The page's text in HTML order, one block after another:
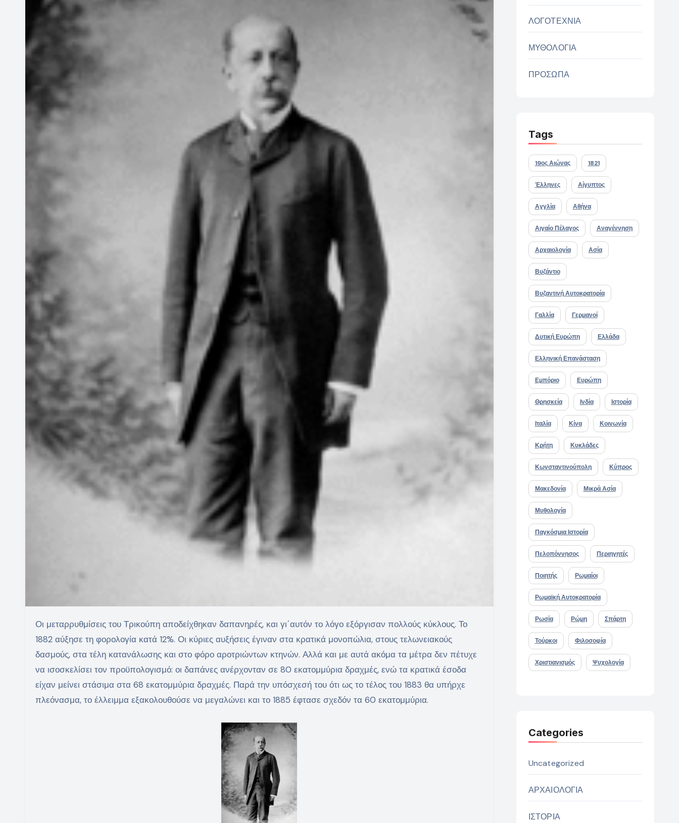
Οι μεταρρυθμίσεις του Τρικούπη αποδείχθηκαν δαπανηρές, και γι΄αυτόν το λόγο εξόργισαν πολλούς κύκλους. Το
1882 αύξησε τη φορολογία κατά 12%. Οι κύριες αυξήσεις έγιναν στα κρατικά μονοπώλια, στους τελωνειακούς
δασμούς, στα τέλη κατανάλωσης και στο φόρο αροτριώντων κτηνών. Αλλά και με αυτά ακόμα τα μέτρα δεν πέτυχε
να ισοσκελίσει τον προϋπολογισμό: οι δαπάνες ανέρχονταν σε 80 εκατομμύρια δραχμές, ενώ τα κρατικά έσοδα
είχαν μείνει στάσιμα στα 68 εκατομμύρια δραχμές. Παρά την υπόσχεσή του ότι ως το τέλος του 1883 θα υπήρχε
πλεόνασμα, το έλλειμμα εξακολουθούσε να μεγαλώνει και το 1885 έφτασε σχεδόν τα 60 εκατομμύρια.
ΛΟΓΟΤΕΧΝΙΑ
ΜΥΘΟΛΟΓΙΑ
ΠΡΟΣΩΠΑ
Tags
19ος Αιώνας 1821
Έλληνες Αίγυπτος
Αγγλία Αθήνα
Αιγαίο Πέλαγος Αναγέννηση
Αρχαιολογία Ασία
Βυζάντιο
Βυζαντινή Αυτοκρατορία
Γαλλία Γερμανοί
Δυτική Ευρώπη Ελλάδα
Ελληνική Επανάσταση
Εμπόριο Ευρώπη
Θρησκεία Ινδία Ιστορία
Ιταλία Κίνα Κοινωνία
Κρήτη Κυκλάδες
Κωνσταντινούπολη Κύπρος
Μακεδονία Μικρά Ασία
Μυθολογία
Παγκόσμια Ιστορία
Πελοπόννησος Περιηγητές
Ποιητής Ρωμαίοι
Ρωμαϊκή Αυτοκρατορία
Ρωσία Ρώμη Σπάρτη
Τούρκοι Φιλοσοφία
Χριστιανισμός Ψυχολογία
Categories
Uncategorized
ΑΡΧΑΙΟΛΟΓΙΑ
ΙΣΤΟΡΙΑ